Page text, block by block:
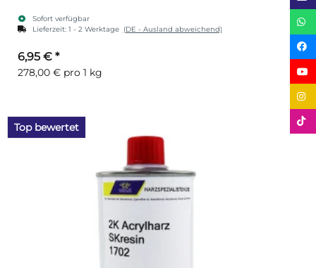
Sofort verfügbar
Lieferzeit: 1 - 2 Werktage (DE - Ausland abweichend)
6,95 € *
278,00 € pro 1 kg
Top bewertet